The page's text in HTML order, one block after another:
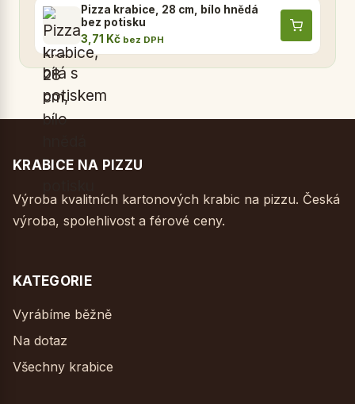
Pizza krabice, 28 cm, bílo hnědá
bez potisku
3,71 Kč bez DPH
KRABICE NA PIZZU
Výroba kvalitních kartonových krabic na pizzu. Česká
výroba, spolehlivost a férové ceny.
KATEGORIE
Vyrábíme běžně
Na dotaz
Všechny krabice